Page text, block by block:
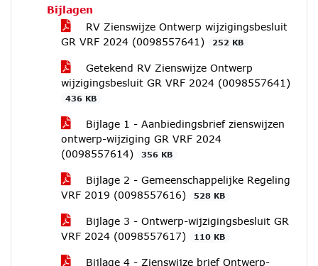
Bijlagen
RV Zienswijze Ontwerp wijzigingsbesluit
GR VRF 2024 (0098557641)
252 KB
Getekend RV Zienswijze Ontwerp
wijzigingsbesluit GR VRF 2024 (0098557641)
436 KB
Bijlage 1 - Aanbiedingsbrief zienswijzen
ontwerp-wijziging GR VRF 2024
(0098557614)
356 KB
Bijlage 2 - Gemeenschappelijke Regeling
VRF 2019 (0098557616)
528 KB
Bijlage 3 - Ontwerp-wijzigingsbesluit GR
VRF 2024 (0098557617)
110 KB
Bijlage 4 - Zienswijze brief Ontwerp-